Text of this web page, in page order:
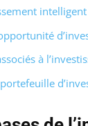
intelligent
à